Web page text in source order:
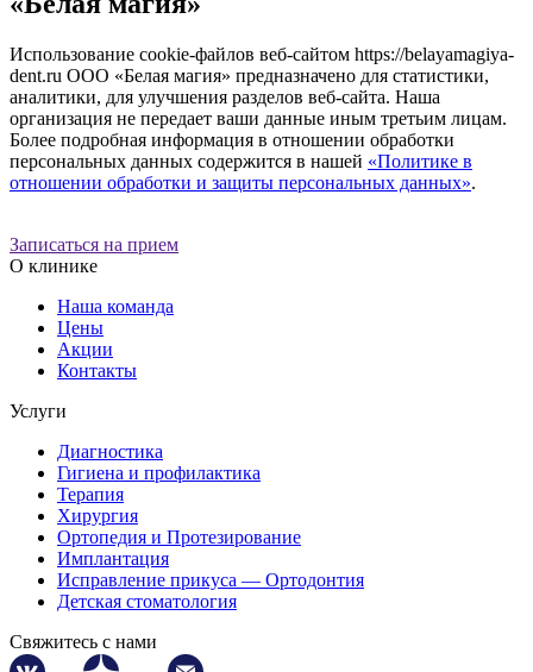
Использование cookie-файлов веб-сайтом https://belayamagiya-
dent.ru ООО «Белая магия» предназначено для статистики,
аналитики, для улучшения разделов веб-сайта. Наша
организация не передает ваши данные иным третьим лицам.
Более подробная информация в отношении обработки
персональных данных содержится в нашей «Политике в
отношении обработки и защиты персональных данных».
Записаться на прием
О клинике
Наша команда
Цены
Акции
Контакты
Услуги
Диагностика
Гигиена и профилактика
Терапия
Хирургия
Ортопедия и Протезирование
Имплантация
Исправление прикуса — Ортодонтия
Детская стоматология
Свяжитесь с нами